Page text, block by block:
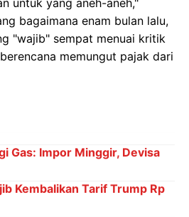
untuk yang aneh-aneh,"
bagaimana enam bulan lalu,
"wajib" sempat menuai kritik
memungut pajak dari
Gas: Impor Minggir, Devisa
Kembalikan Tarif Trump Rp